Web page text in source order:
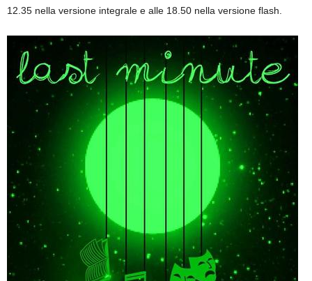
12.35 nella versione integrale e alle 18.50 nella versione flash.